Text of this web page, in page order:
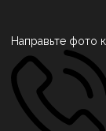
Направьте фото